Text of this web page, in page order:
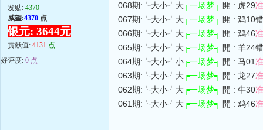
发贴: 4370
威望:4370 点
银元: 3644元
贡献值: 4131 点
好评度: 0 点
068期:╰大小╯大 ╒一场梦╕ 開 : 虎29准
067期:╰大小╯大 ╒一场梦╕
開 : 鸡10错
066期:╰大小╯大 ╒一场梦╕ 開 : 鸡46准
065期:╰大小╯大 ╒一场梦╕
開 : 羊24错
064期:╰大小╯小 ╒一场梦╕ 開 : 马01准
063期:╰大小╯大 ╒一场梦╕ 開 : 龙27准
062期:╰大小╯大 ╒一场梦╕ 開 : 牛30准
061期:╰大小╯大 ╒一场梦╕ 開 : 鸡46准